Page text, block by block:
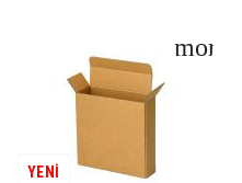
YENİ